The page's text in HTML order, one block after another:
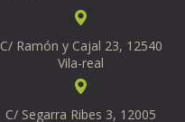
C/ Ramón y Cajal 23, 12540
Vila-real
C/ Segarra Ribes 3, 12005